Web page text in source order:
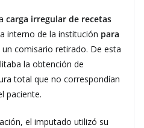
carga irregular de recetas
interno de la institución para
un comisario retirado. De esta
la obtención de
total que no correspondían
paciente.
el imputado utilizó su